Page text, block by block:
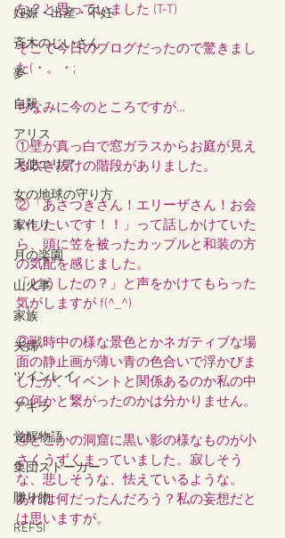
妊娠・出産・不妊
斉木のじいさん
夢
自殺
アリス
天使エリア
女の地球の守り方
家作り
月の楽園
山火事
家族
夫婦
ツインレイ
アキラ
覚醒物語
集団ストーカー
贈り物
REFSI
な？と思っていました (T-T)
そこで今日のブログだったので驚きまし
た(・。・;
ちなみに今のところですが…
①壁が真っ白で窓ガラスからお庭が見え
る吹き抜けの階段がありました。
②「あさつきさん！エリーザさん！お会
いしたいです！！」って話しかけていた
ら、頭に笠を被ったカップルと和装の方
の気配を感じました。
「どうしたの？」と声をかけてもらった
気がしますが f(^_^)
③戦時中の様な景色とかネガティブな場
面の静止画が薄い青の色合いで浮かびま
したが、イベントと関係あるのか私の中
の何かと繋がったのかは分かりません。
④どこかの洞窟に黒い影の様なものが小
さくうずくまっていました。寂しそう
な、悲しそうな、怯えているような。
あれは何だったんだろう？私の妄想だと
は思いますが。